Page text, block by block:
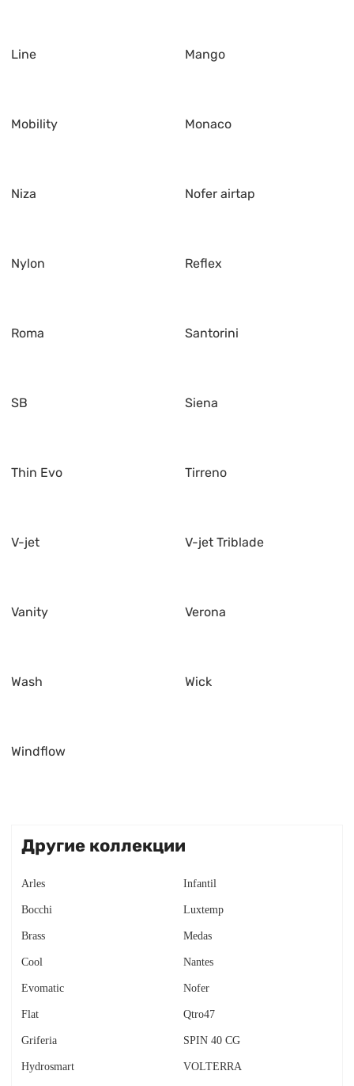
Line Mango
Mobility Monaco
Niza Nofer airtap
Nylon Reflex
Roma Santorini
SB Siena
Thin Evo Tirreno
V-jet V-jet Triblade
Vanity Verona
Wash Wick
Windflow
Другие коллекции
Arles
Bocchi
Brass
Cool
Evomatic
Flat
Griferia
Hydrosmart
Infantil
Luxtemp
Medas
Nantes
Nofer
Qtro47
SPIN 40 CG
VOLTERRA